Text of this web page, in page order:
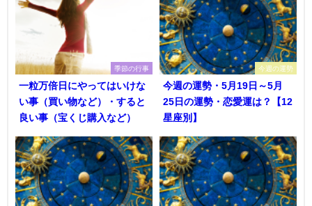
季節の行事
一粒万倍日にやってはいけな
い事（買い物など）・すると
良い事（宝くじ購入など）
今週の運勢
今週の運勢・5月19日～5月
25日の運勢・恋愛運は？【12
星座別】